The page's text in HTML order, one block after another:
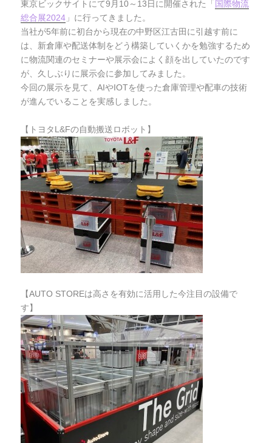
東京ビックサイトにて9月10～13日に開催された「 国際物流
総合展2024 」に行ってきました。
当社が5年前に初台から現在の中野区江古田に引越す前に
は、新倉庫や配送体制をどう構築していくかを勉強するため
に物流関連のセミナーや展示会によく顔を出していたのです
が、久しぶりに展示会に参加してみました。
今回の展示を見て、AIやIOTを使った倉庫管理や配車の技術
が進んでいることを実感しました。
【トヨタL&Fの自動搬送ロボット】
【AUTO STOREは高さを有効に活用した今注目の設備で
す】